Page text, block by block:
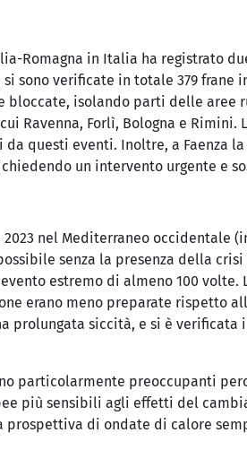
Romagna in Italia ha registrato
verificate in totale 379 frane
bloccate, isolando parti delle aree
Ravenna, Forlì, Bologna e
questi eventi. Inoltre, a Faenza
un intervento urgente e
nel Mediterraneo occidentale
senza la presenza della
estremo di almeno 100
erano meno preparate rispetto
prolungata siccità, e si è
particolarmente preoccupanti
più sensibili agli effetti del
di ondate di calore